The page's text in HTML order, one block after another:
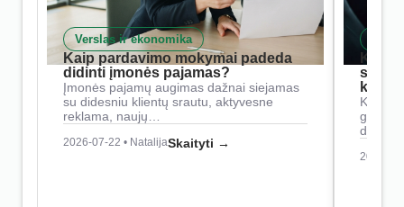
Verslas ir ekonomika
Kaip pardavimo mokymai padeda
didinti įmonės pajamas?
Įmonės pajamų augimas dažnai siejamas
su didesniu klientų srautu, aktyvesne
reklama, naujų…
2026-07-22 • NatalijaSkaityti →
Kaip
2026-